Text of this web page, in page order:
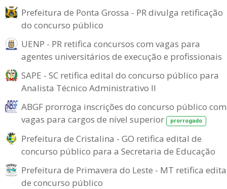
Prefeitura de Ponta Grossa - PR divulga retificação
do concurso público
UENP - PR retifica concursos com vagas para
agentes universitários de execução e profissionais
SAPE - SC retifica edital do concurso público para
Analista Técnico Administrativo II
ABGF prorroga inscrições do concurso público com
vagas para cargos de nível superior
prorrogado
Prefeitura de Cristalina - GO retifica edital de
concurso público para a Secretaria de Educação
Prefeitura de Primavera do Leste - MT retifica
de concurso público